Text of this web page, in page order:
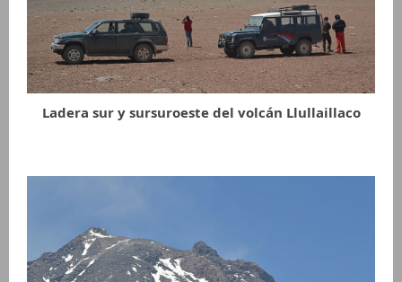
Ladera sur y sursuroeste del volcán Llullaillaco